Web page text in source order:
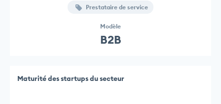
Prestataire de service
Modèle
B2B
Maturité des startups du secteur